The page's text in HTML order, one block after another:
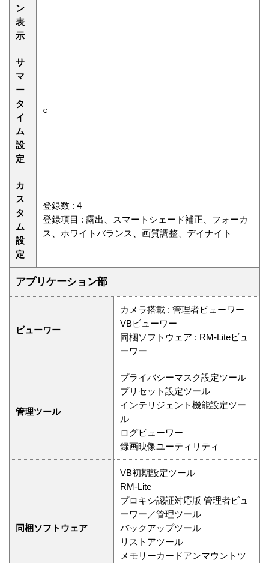
ン
表
示
サ
マ
ー
タ
イ
ム
設
定
○
カ
ス
タ
ム
設
定
登録数 : 4
登録項目 : 露出、スマートシェード補正、フォーカ
ス、ホワイトバランス、画質調整、デイナイト
アプリケーション部
ビューワー
カメラ搭載 : 管理者ビューワー
VBビューワー
同梱ソフトウェア : RM-Liteビュ
ーワー
管理ツール
プライバシーマスク設定ツール
プリセット設定ツール
インテリジェント機能設定ツー
ル
ログビューワー
録画映像ユーティリティ
同梱ソフトウェア
VB初期設定ツール
RM-Lite
プロキシ認証対応版 管理者ビュ
ーワー／管理ツール
バックアップツール
リストアツール
メモリーカードアンマウントツ